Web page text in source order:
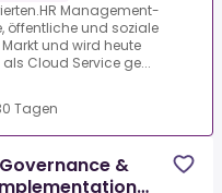
Management-
öffentliche und soziale
und wird heute
Cloud Service ge...
Tagen
&